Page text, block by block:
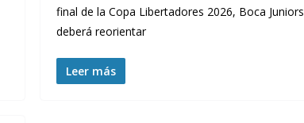
final de la Copa Libertadores 2026, Boca Juniors
deberá reorientar
Leer más